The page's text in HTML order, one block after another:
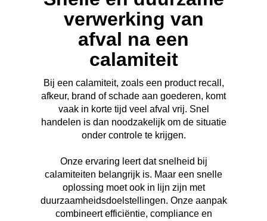
verwerking van
afval na een
calamiteit
Bij een calamiteit, zoals een product recall,
afkeur, brand of schade aan goederen, komt
vaak in korte tijd veel afval vrij. Snel
handelen is dan noodzakelijk om de situatie
onder controle te krijgen.
Onze ervaring leert dat snelheid bij
calamiteiten belangrijk is. Maar een snelle
oplossing moet ook in lijn zijn met
duurzaamheidsdoelstellingen. Onze aanpak
combineert efficiëntie, compliance en